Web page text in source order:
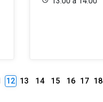
12 13 14 15 16 17 18